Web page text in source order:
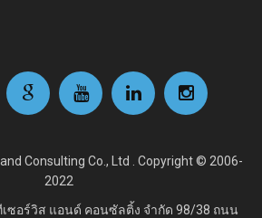
Consulting Co., Ltd . Copyright © 2006-
2022
ซอร์วิส แอนด์ คอนซัลติ้ง จำกัด 98/38 ถนน